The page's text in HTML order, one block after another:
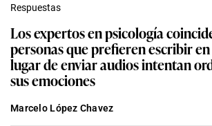
Respuestas
Los expertos en psicología
personas que prefieren escribir
lugar de enviar audios intentan
sus emociones
Marcelo López Chavez